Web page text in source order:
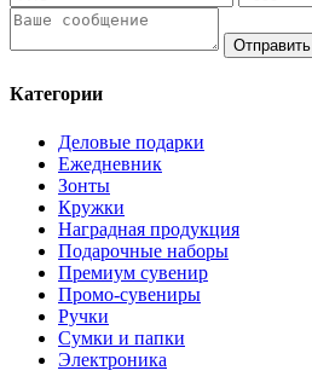
Отправить
Категории
Деловые подарки
Ежедневник
Зонты
Кружки
Наградная продукция
Подарочные наборы
Премиум сувенир
Промо-сувениры
Ручки
Сумки и папки
Электроника